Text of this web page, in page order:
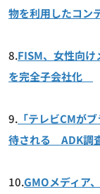
物を利用したコン
8.FISM、女性向
を完全⼦会社化
9. 「テレビCMが
待される ADK調
10.GMOメディア